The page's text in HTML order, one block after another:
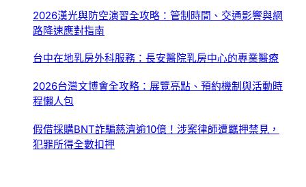
2026漢光與防空演習全攻略：管制時間、交通影響與網
路降速應對指南
台中在地乳房外科服務：長安醫院乳房中心的專業醫療
2026台灣文博會全攻略：展覽亮點、預約機制與活動時
程懶人包
假借採購BNT詐騙慈濟逾10億！涉案律師遭羈押禁見，
犯罪所得全數扣押